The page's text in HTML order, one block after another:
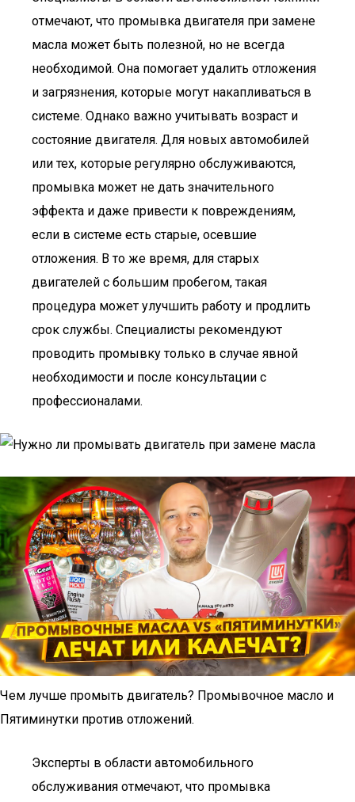
отмечают, что промывка двигателя при замене
масла может быть полезной, но не всегда
необходимой. Она помогает удалить отложения
и загрязнения, которые могут накапливаться в
системе. Однако важно учитывать возраст и
состояние двигателя. Для новых автомобилей
или тех, которые регулярно обслуживаются,
промывка может не дать значительного
эффекта и даже привести к повреждениям,
если в системе есть старые, осевшие
отложения. В то же время, для старых
двигателей с большим пробегом, такая
процедура может улучшить работу и продлить
срок службы. Специалисты рекомендуют
проводить промывку только в случае явной
необходимости и после консультации с
профессионалами.
Чем лучше промыть двигатель? Промывочное масло и
Пятиминутки против отложений.
Эксперты в области автомобильного
обслуживания отмечают, что промывка